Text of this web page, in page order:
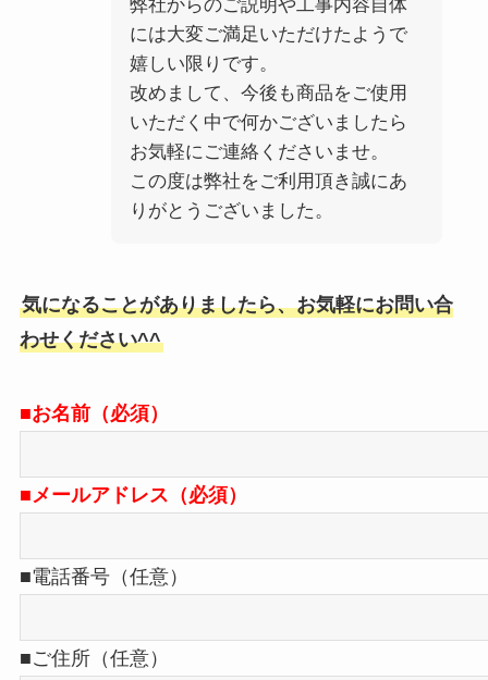
弊社からのご説明や工事内容自体
には大変ご満足いただけたようで
嬉しい限りです。
改めまして、今後も商品をご使用
いただく中で何かございましたら
お気軽にご連絡くださいませ。
この度は弊社をご利用頂き誠にあ
りがとうございました。
気になることがありましたら、お気軽にお問い合
わせください^^
■お名前（必須）
■メールアドレス（必須）
■電話番号（任意）
■ご住所（任意）